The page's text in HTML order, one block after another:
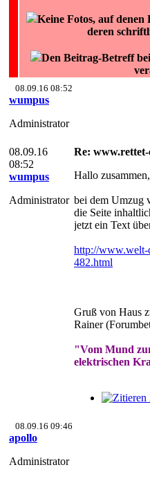
Keine Fotos, auf denen
deren
Den Beitrag-Betreff
08.09.16 08:52
wumpus
Administrator
08.09.16
08:52
wumpus
Administrator
Re: www.rettet-
Hallo zusammen,
bei dem Umzug
die Seite
jetzt ein Text
http://www.welt-
482.html
Gruß von Haus
Rainer
"Vom Mund
elektrischen
08.09.16 09:46
apollo
Administrator